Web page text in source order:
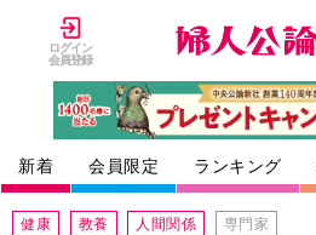
ログイン
会員登録
新着 会員限定 ランキング
健康 教養 人間関係 専門家